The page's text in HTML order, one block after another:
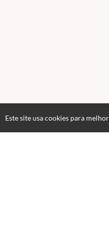
Páginas
Este site usa cookies para